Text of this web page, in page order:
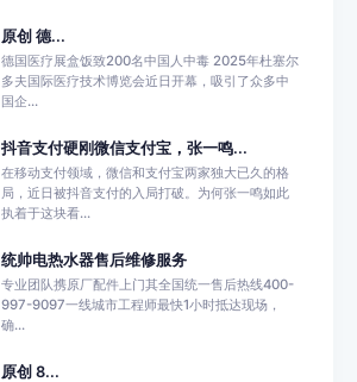
原创 德...
德国医疗展盒饭致200名中国人中毒 2025年杜塞尔
多夫国际医疗技术博览会近日开幕，吸引了众多中
国企...
抖音支付硬刚微信支付宝，张一鸣...
在移动支付领域，微信和支付宝两家独大已久的格
局，近日被抖音支付的入局打破。为何张一鸣如此
执着于这块看...
统帅电热水器售后维修服务
专业团队携原厂配件上门其全国统一售后热线400-
997-9097一线城市工程师最快1小时抵达现场，
确...
原创 8...